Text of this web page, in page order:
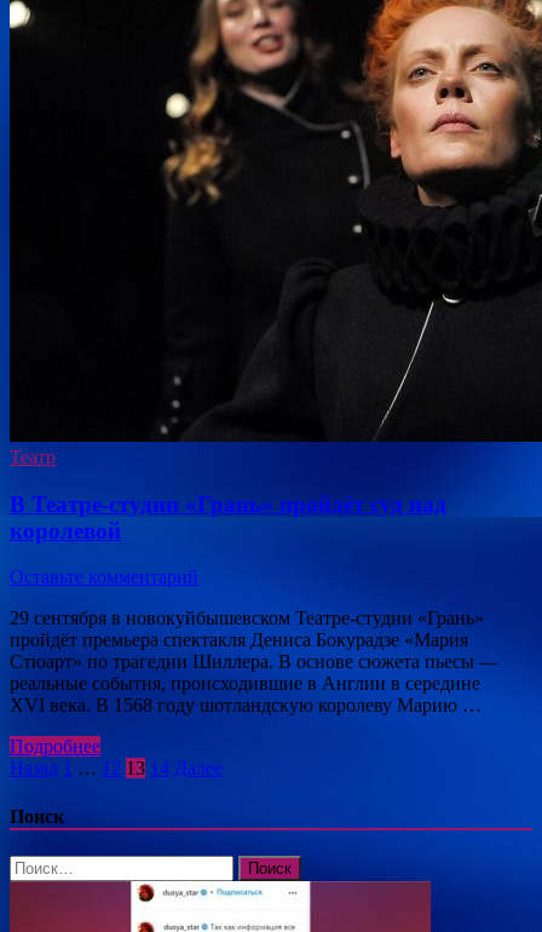
Театр
В Театре-студии «Грань» пройдёт суд над
королевой
Оставьте комментарий
29 сентября в новокуйбышевском Театре-студии «Грань»
пройдёт премьера спектакля Дениса Бокурадзе «Мария
Стюарт» по трагедии Шиллера. В основе сюжета пьесы —
реальные события, происходившие в Англии в середине
XVI века. В 1568 году шотландскую королеву Марию …
Подробнее
Пагинация
записей
Назад 1 … 12 13 14 Далее
Поиск
Найти: